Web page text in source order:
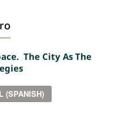
The City As The
(SPANISH)